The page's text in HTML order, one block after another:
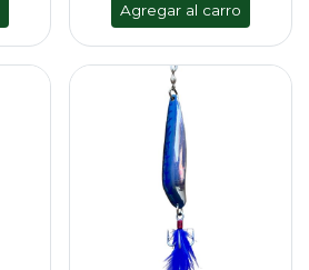
Agregar al carro